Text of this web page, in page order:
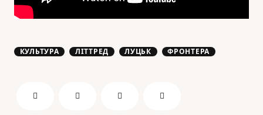
КУЛЬТУРА ЛІТТРЕД ЛУЦЬК ФРОНТЕРА